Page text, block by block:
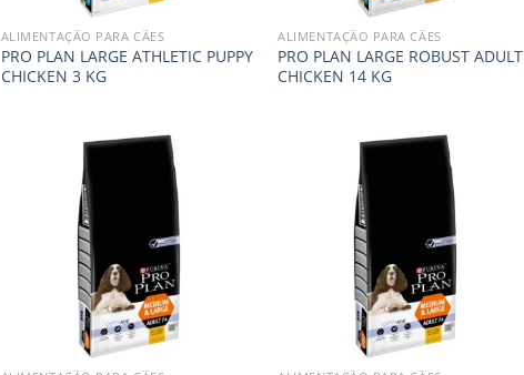
ALIMENTAÇÃO PARA CÃES
PRO PLAN LARGE ATHLETIC PUPPY
CHICKEN 3 KG
ALIMENTAÇÃO PARA CÃES
PRO PLAN LARGE ROBUST ADULT
CHICKEN 14 KG